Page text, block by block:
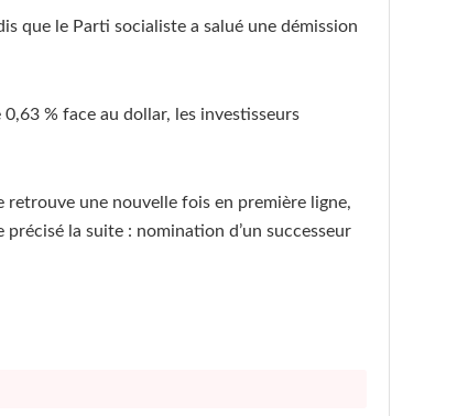
que le Parti socialiste a salué une démission
0,63 % face au dollar, les investisseurs
retrouve une nouvelle fois en première ligne,
précisé la suite : nomination d’un successeur